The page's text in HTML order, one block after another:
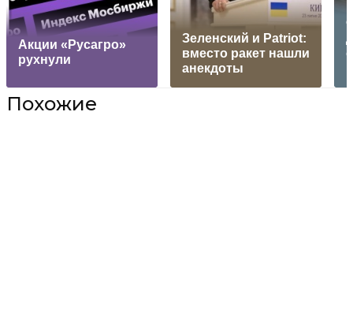
Акции «Русагро»
рухнули
Зеленский и Patriot:
вместо ракет нашли
анекдоты
Похожие